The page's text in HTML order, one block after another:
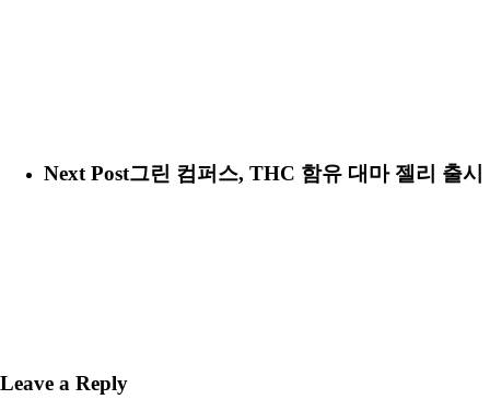
Next Post그린 컴퍼스, THC 함유 대마 젤리 출시
Leave a Reply